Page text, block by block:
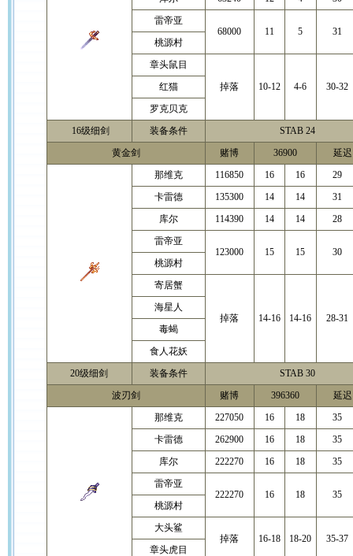
雷帝亚
68000
11 5
31
桃源村
章头鼠目
掉落
10-12 4-6 30-32
红猫
罗克贝克
16级细剑
装备条件
STAB 24
黄金剑
赌博 36900
延
那维克
116850 16 16
29
卡雷德
135300 14 14
31
库尔
114390 14 14
28
雷帝亚
123000
15 15
30
桃源村
寄居蟹
掉落 14-16 14-16 28-31
海星人
毒蝎
食人花妖
20级细剑
装备条件
STAB 30
波刃剑
赌博 396360
延
那维克
227050 16 18
35
卡雷德
262900 16 18
35
库尔
222270 16 18
35
雷帝亚
222270
16 18
35
桃源村
大头鲨
掉落
16-18 18-20
35-37
章头虎目